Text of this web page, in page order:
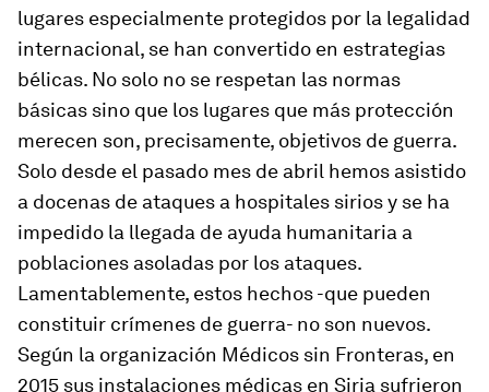
lugares especialmente protegidos por la legalidad
internacional, se han convertido en estrategias
bélicas. No solo no se respetan las normas
básicas sino que los lugares que más protección
merecen son, precisamente, objetivos de guerra.
Solo desde el pasado mes de abril hemos asistido
a docenas de ataques a hospitales sirios y se ha
impedido la llegada de ayuda humanitaria a
poblaciones asoladas por los ataques.
Lamentablemente, estos hechos -que pueden
constituir crímenes de guerra- no son nuevos.
Según la organización Médicos sin Fronteras, en
2015 sus instalaciones médicas en Siria sufrieron